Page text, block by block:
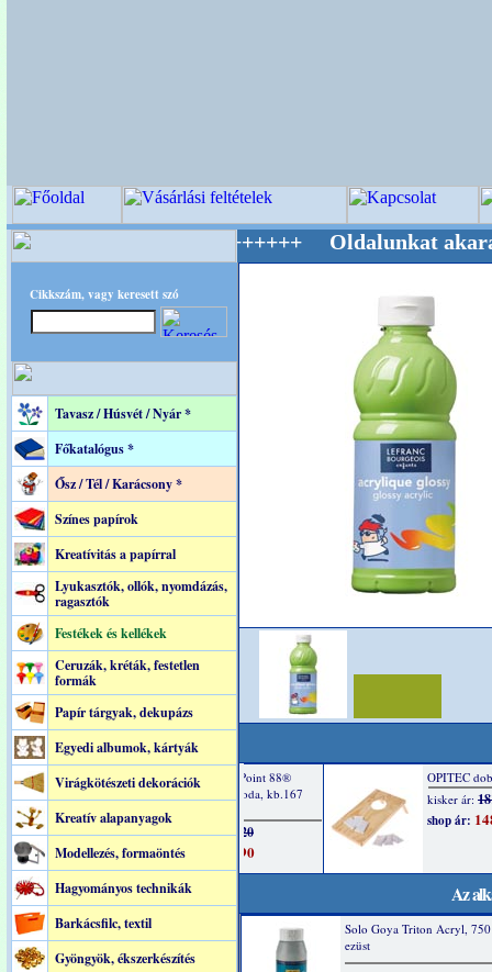
Cikkszám, vagy keresett szó
Tavasz / Húsvét / Nyár *
Főkatalógus *
Ősz / Tél / Karácsony *
Színes papírok
Kreatívitás a papírral
Lyukasztók, ollók, nyomdázás,
ragasztók
Festékek és kellékek
Ceruzák, kréták, festetlen
formák
Papír tárgyak, dekupázs
Egyedi albumok, kártyák
Virágkötészeti dekorációk
Kreatív alapanyagok
Modellezés, formaöntés
Hagyományos technikák
Barkácsfilc, textil
Gyöngyök, ékszerkészítés
Mestere! +++++++ Oldalunkat akarattal
Az
Solo Goya Triton Acryl,
ezüst